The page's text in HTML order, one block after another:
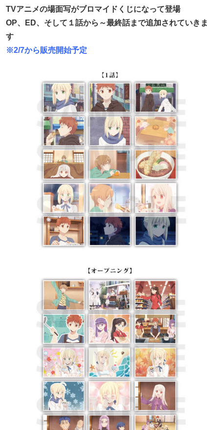
TVアニメの場面写がブロマイドくじになって登場
OP、ED、そして１話から～最終話まで追加されていきま
す
※2/7から販売開始予定